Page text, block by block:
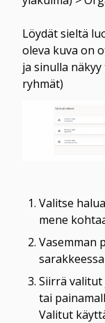
Löydät sieltä
oleva kuva on
ja sinulla
Valitse
mene
Vasemman
Siirrä valitut
tai
Valitut